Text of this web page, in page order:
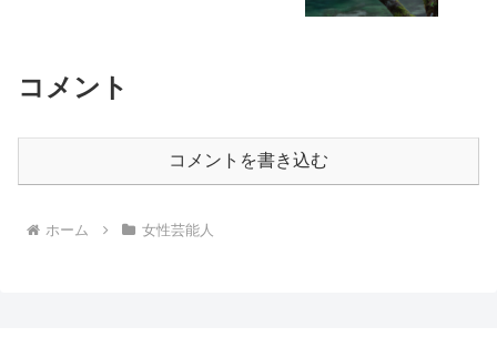
コメント
コメントを書き込む
ホーム 女性芸能人